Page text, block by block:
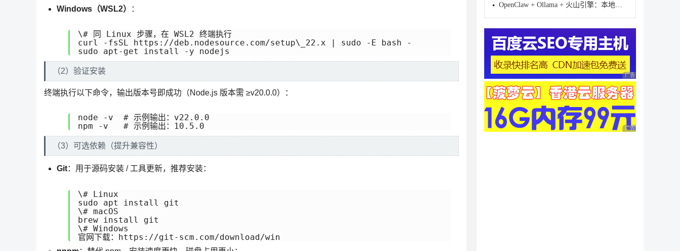
Windows（WSL2） ：
\# 同 Linux 步骤，在 WSL2 终端执行
curl -fsSL https://deb.nodesource.com/setup\_22.x | sudo -E bash -
sudo apt-get install -y nodejs
（2）验证安装
终端执行以下命令，输出版本号即成功（Node.js 版本需 ≥v20.0.0）：
node -v  # 示例输出：v22.0.0
npm -v   # 示例输出：10.5.0
（3）可选依赖（提升兼容性）
Git：用于源码安装 / 工具更新，推荐安装：
\# Linux
sudo apt install git
\# macOS
brew install git
\# Windows
官网下载：https://git-scm.com/download/win
OpenClaw + Ollama + 火山引擎：本地化 AI Agent 完整部署攻略
广告 商业广告，理性
广告 商业广告，理性